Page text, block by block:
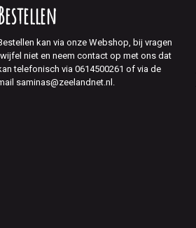
kan via onze Webshop, bij vragen
niet en neem contact op met ons dat
telefonisch via 0614500261 of via de
saminas@zeelandnet.nl.